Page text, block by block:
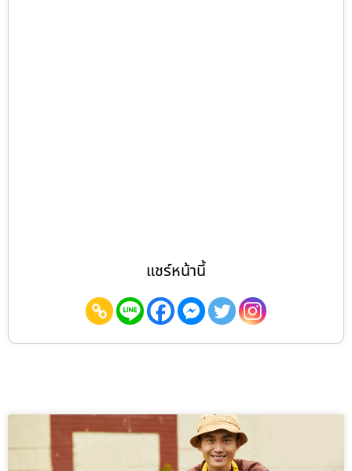
แชร์หน้านี้